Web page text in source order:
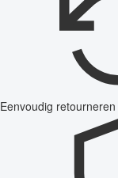
Eenvoudig retourneren